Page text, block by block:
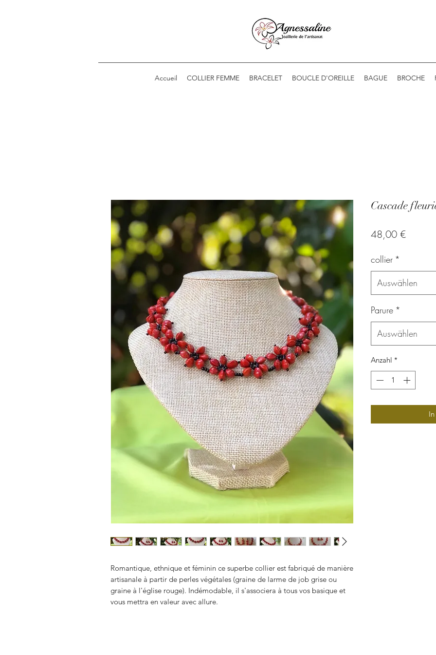
Accueil COLLIER FEMME BRACELET BOUCLE D'OREILLE BAGUE BROCHE
Romantique, ethnique et féminin ce superbe collier est fabriqué de manière
artisanale à partir de perles végétales (graine de larme de job grise ou
graine à l'église rouge). Indémodable, il s'associera à tous vos basique et
vous mettra en valeur avec allure.
Cascade
48,00 €Preis
collier *
Auswählen
Parure *
Auswählen
Anzahl *